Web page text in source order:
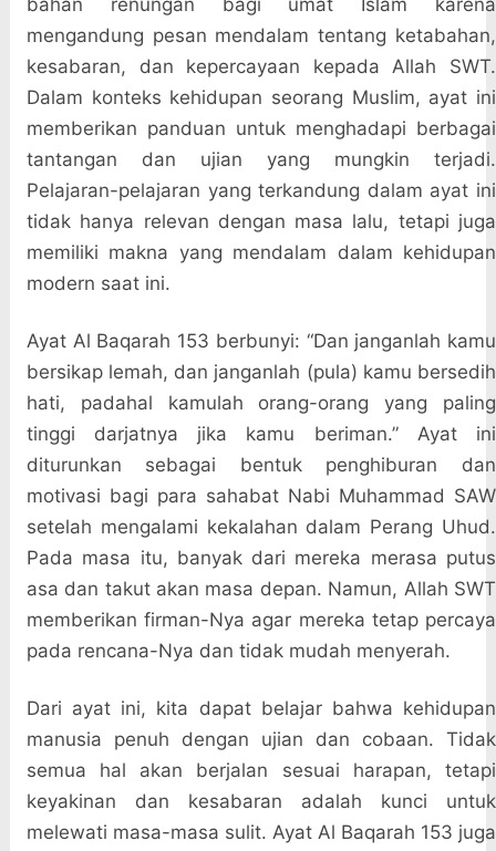
bahan renungan bagi umat Islam karena
mengandung pesan mendalam tentang ketabahan,
kesabaran, dan kepercayaan kepada Allah SWT.
Dalam konteks kehidupan seorang Muslim, ayat ini
memberikan panduan untuk menghadapi berbagai
tantangan dan ujian yang mungkin terjadi.
Pelajaran-pelajaran yang terkandung dalam ayat ini
tidak hanya relevan dengan masa lalu, tetapi juga
memiliki makna yang mendalam dalam kehidupan
modern saat ini.
Ayat Al Baqarah 153 berbunyi: “Dan janganlah kamu
bersikap lemah, dan janganlah (pula) kamu bersedih
hati, padahal kamulah orang-orang yang paling
tinggi darjatnya jika kamu beriman.” Ayat ini
diturunkan sebagai bentuk penghiburan dan
motivasi bagi para sahabat Nabi Muhammad SAW
setelah mengalami kekalahan dalam Perang Uhud.
Pada masa itu, banyak dari mereka merasa putus
asa dan takut akan masa depan. Namun, Allah SWT
memberikan firman-Nya agar mereka tetap percaya
pada rencana-Nya dan tidak mudah menyerah.
Dari ayat ini, kita dapat belajar bahwa kehidupan
manusia penuh dengan ujian dan cobaan. Tidak
semua hal akan berjalan sesuai harapan, tetapi
keyakinan dan kesabaran adalah kunci untuk
melewati masa-masa sulit. Ayat Al Baqarah 153 juga